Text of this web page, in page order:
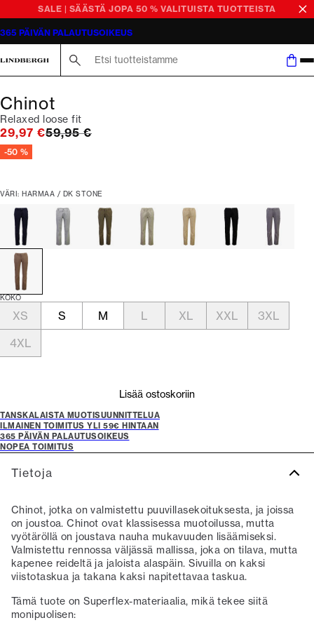
SALE | SÄÄSTÄ JOPA 50 % VALITUISTA TUOTTEISTA
365 PÄIVÄN PALAUTUSOIKEUS
Chinot
Relaxed loose fit
29,97 €Alkuperäinen hinta
59,95 €
-50 %
VÄRI: HARMAA / DK STONE
KOKO
XS S M L XL XXL
3XL
4XL
Lisää ostoskoriin
TANSKALAISTA MUOTISUUNNITTELUA
ILMAINEN TOIMITUS YLI 59€ HINTAAN
365 PÄIVÄN PALAUTUSOIKEUS
NOPEA TOIMITUS
Tietoja
Chinot, jotka on valmistettu puuvillasekoituksesta, ja joissa
on joustoa. Chinot ovat klassisessa muotoilussa, mutta
vyötäröllä on joustava nauha mukavuuden lisäämiseksi.
Valmistettu rennossa väljässä mallissa, joka on tilava, mutta
kapenee reideltä ja jaloista alaspäin. Sivuilla on kaksi
viistotaskua ja takana kaksi napitettavaa taskua.
Tämä tuote on Superflex-materiaalia, mikä tekee siitä
monipuolisen: